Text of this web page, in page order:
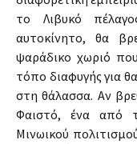
το Λιβυκό
αυτοκίνητο, θα
ψαράδικο χωριό
τόπο διαφυγής για
στη θάλασσα. Αν
Φαιστό, ένα από
Μινωικού